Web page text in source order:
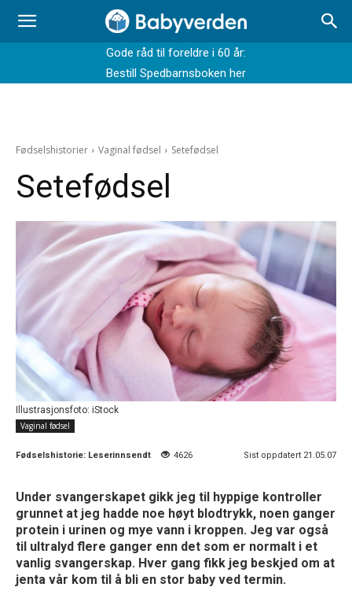
Gode råd til foreldre i 60 år:
Bestill Spedbarnsboken her
Fødselshistorier Vaginal fødsel Setefødsel
Setefødsel
Illustrasjonsfoto: iStock
Vaginal fødsel
Fødselshistorie: Leserinnsendt 4626 Sist oppdatert 21.05.07
Under svangerskapet gikk jeg til hyppige kontroller
grunnet at jeg hadde noe høyt blodtrykk, noen ganger
protein i urinen og mye vann i kroppen. Jeg var også
til ultralyd flere ganger enn det som er normalt i et
vanlig svangerskap. Hver gang fikk jeg beskjed om at
jenta vår kom til å bli en stor baby ved termin.